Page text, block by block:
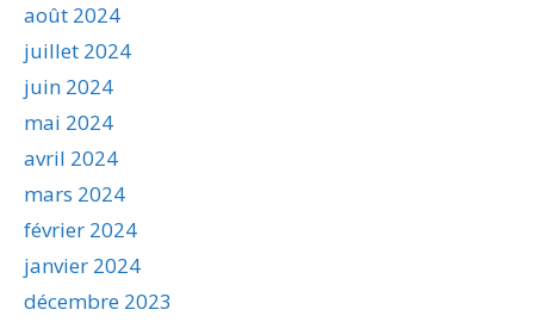
août 2024
juillet 2024
juin 2024
mai 2024
avril 2024
mars 2024
février 2024
janvier 2024
décembre 2023